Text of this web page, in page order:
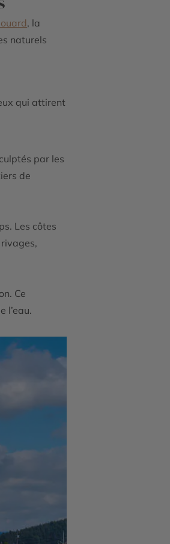
, la
naturels
qui attirent
par les
de
Les côtes
Ce
l’eau.